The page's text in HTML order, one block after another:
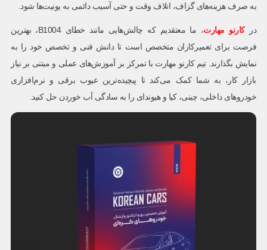
به صرف هزینه‌های گزاف، اتلاف وقت و حتی آسیب دائمی به یونیت‌ها شود.
درکارنو مهارت
، ما معتقدیم که چالش‌هایی مانند خطای B1004، بهترین
فرصت برای تعمیرکاران متخصص است تا دانش فنی و تخصص خود را به
نمایش بگذارند. تیم کارنو مهارت با تمرکز بر آموزش‌های عملی و مبتنی بر نیاز
بازار کار، به شما کمک می‌کند تا پیچیده‌ترین عیوب برقی و نرم‌افزاری
خودروهای داخلی، چینی، کیا و هیوندای را به سادگی آب خوردن حل کنید.